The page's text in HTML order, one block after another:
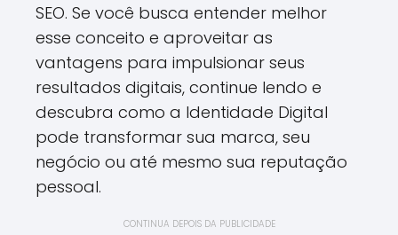
SEO. Se você busca entender melhor
esse conceito e aproveitar as
vantagens para impulsionar seus
resultados digitais, continue lendo e
descubra como a Identidade Digital
pode transformar sua marca, seu
negócio ou até mesmo sua reputação
pessoal.
CONTINUA DEPOIS DA PUBLICIDADE